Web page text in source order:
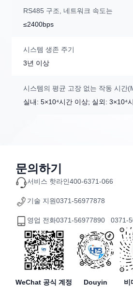
RS485 구조, 네트워크 속도는
≤2400bps
시스템 생존 주기
3년 이상
시스템의 평균 고장 없는 작동 시간
실내: 5×10⁴시간 이상; 실외: 3×10⁴
문의하기
서비스 핫라인400-6371-066
기술 지원0371-56977878
영업 전화0371-56977890 0371-
WeChat 공식 계정 Douyin 비